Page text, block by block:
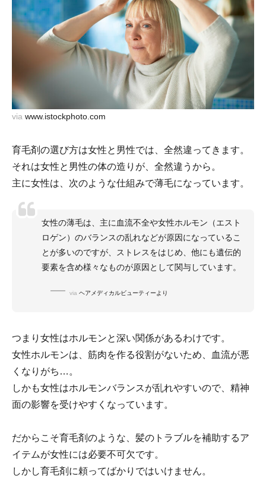
via www.istockphoto.com
育毛剤の選び方は女性と男性では、全然違ってきます。
それは女性と男性の体の造りが、全然違うから。
主に女性は、次のような仕組みで薄毛になっています。
女性の薄毛は、主に血流不全や女性ホルモン（エスト
ロゲン）のバランスの乱れなどが原因になっているこ
とが多いのですが、ストレスをはじめ、他にも遺伝的
要素を含め様々なものが原因として関与しています。
via ヘアメディカルビューティーより
つまり女性はホルモンと深い関係があるわけです。
女性ホルモンは、筋肉を作る役割がないため、血流が悪
くなりがち…。
しかも女性はホルモンバランスが乱れやすいので、精神
面の影響を受けやすくなっています。
だからこそ育毛剤のような、髪のトラブルを補助するア
イテムが女性には必要不可欠です。
しかし育毛剤に頼ってばかりではいけません。